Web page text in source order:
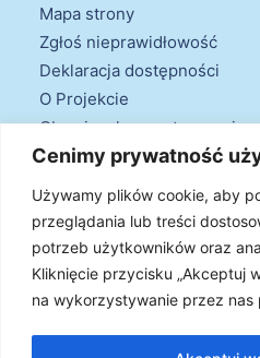
Cenimy prywatność
Używamy plików cookie, aby
przeglądania lub treści
potrzeb użytkowników oraz
Kliknięcie przycisku „Akceptuj
na wykorzystywanie przez nas
Mapa strony
Zgłoś nieprawidłowość
Deklaracja dostępności
O Projekcie
Obowiązek przestrzegania
oraz warunków
Klauzule informacyjne